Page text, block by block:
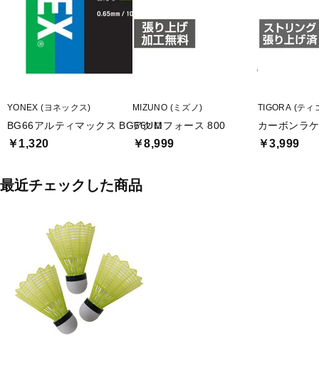
YONEX (ヨネックス)
BG66アルティマックス BG66UM
￥1,320
MIZUNO (ミズノ)
アクロフォース 800
￥8,999
TIGORA (ティ
カーボンラ
￥3,999
最近チェックした商品